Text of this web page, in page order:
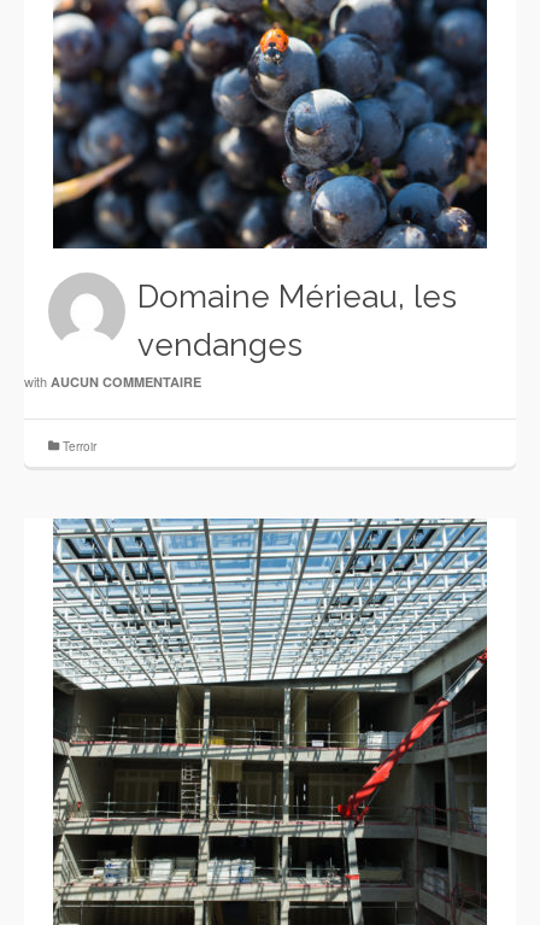
Domaine Mérieau, les
vendanges
with AUCUN COMMENTAIRE
Terroir